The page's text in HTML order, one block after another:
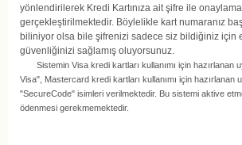
yönlendirilerek Kredi Kartınıza ait şifre ile
gerçekleştirilmektedir. Böylelikle kart numaranız
biliniyor olsa bile şifrenizi sadece siz bildiğiniz için
güvenliğinizi sağlamış oluyorsunuz.
Sistemin Visa kredi kartları kullanımı için hazırlanan
Visa", Mastercard kredi kartları kullanımı için hazırlanan
"SecureCode" isimleri verilmektedir. Bu sistemi aktive
ödenmesi gerekmemektedir.